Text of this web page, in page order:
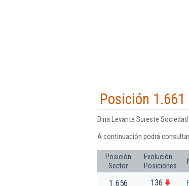
Posición 1.661
Dina Levante Sureste
A continuación podrá
Posición
Sector
Evolución
Posiciones
1.656 136